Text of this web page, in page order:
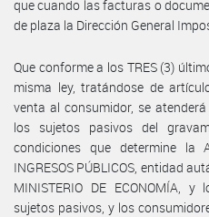
que cuando las facturas o
de plaza la Dirección General
Que conforme a los TRES (3)
misma ley, tratándose de
venta al consumidor, se
los sujetos pasivos del
condiciones que determine la
INGRESOS PÚBLICOS, entidad
MINISTERIO DE ECONOMÍA,
sujetos pasivos, y los